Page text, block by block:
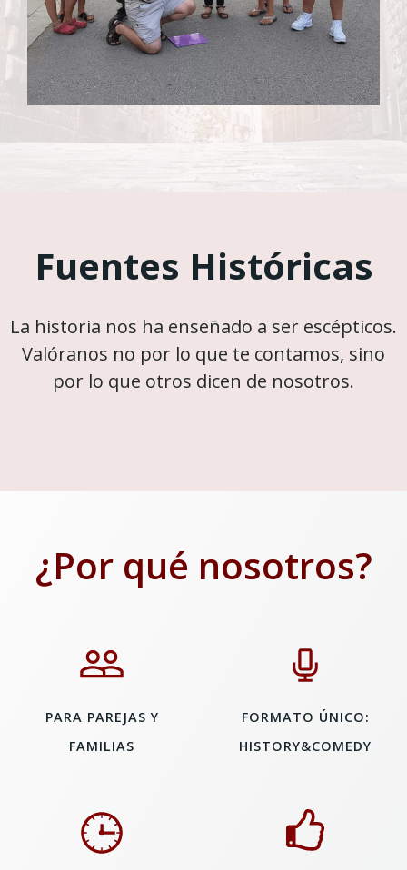
Fuentes Históricas
La historia nos ha enseñado a ser escépticos.
Valóranos no por lo que te contamos, sino
por lo que otros dicen de nosotros.
¿Por qué nosotros?
PARA PAREJAS Y
FAMILIAS
FORMATO ÚNICO:
HISTORY&COMEDY